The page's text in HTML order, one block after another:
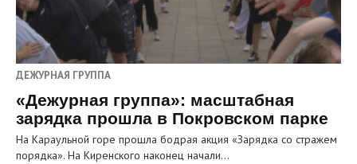
ДЕЖУРНАЯ ГРУППА
«Дежурная группа»: масштабная
зарядка прошла в Покровском парке
На Караульной горе прошла бодрая акция «Зарядка со стражем
порядка». На Киренского наконец начали…